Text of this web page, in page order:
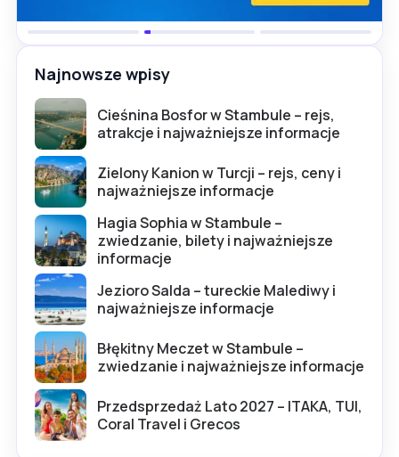
Najnowsze wpisy
Cieśnina Bosfor w Stambule – rejs,
atrakcje i najważniejsze informacje
Zielony Kanion w Turcji – rejs, ceny i
najważniejsze informacje
Hagia Sophia w Stambule –
zwiedzanie, bilety i najważniejsze
informacje
Jezioro Salda – tureckie Malediwy i
najważniejsze informacje
Błękitny Meczet w Stambule –
zwiedzanie i najważniejsze informacje
Przedsprzedaż Lato 2027 – ITAKA, TUI,
Coral Travel i Grecos